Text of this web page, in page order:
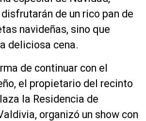
de un rico pan de
navideñas, sino que
deliciosa cena.
de continuar con el
el propietario del recinto
la Residencia de
organizó un show con